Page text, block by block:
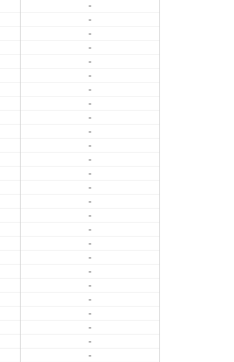
-
-
-
-
-
-
-
-
-
-
-
-
-
-
-
-
-
-
-
-
-
-
-
-
-
-